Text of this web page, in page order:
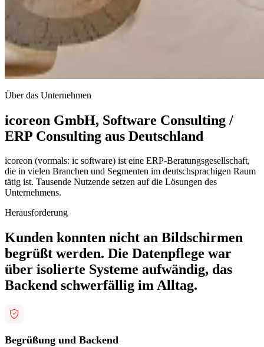
Über das Unternehmen
icoreon GmbH, Software Consulting /
ERP Consulting aus Deutschland
icoreon (vormals: ic software) ist eine ERP-Beratungsgesellschaft,
die in vielen Branchen und Segmenten im deutschsprachigen Raum
tätig ist. Tausende Nutzende setzen auf die Lösungen des
Unternehmens.
Herausforderung
Kunden konnten nicht an Bildschirmen
begrüßt werden. Die Datenpflege war
über isolierte Systeme aufwändig, das
Backend schwerfällig im Alltag.
Begrüßung und Backend